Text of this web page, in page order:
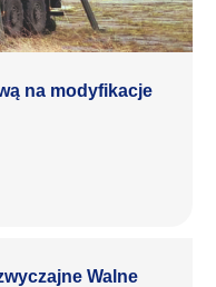
na modyfikacje
Walne